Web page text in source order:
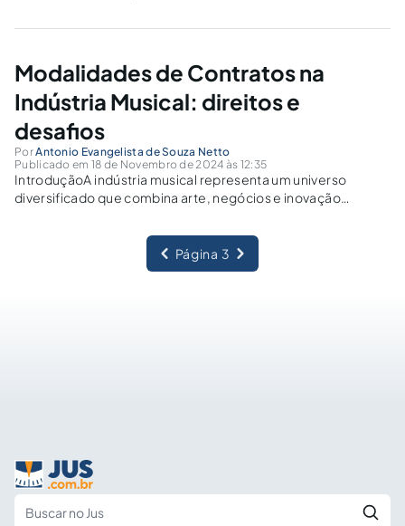
profissionais do setor é essencial para criar, distribuir e
bem regulamentadas...
Modalidades de Contratos na
Indústria Musical: direitos e
desafios
PorAntonio Evangelista de Souza Netto
Publicado em 18 de Novembro de 2024 às 12:35
IntroduçãoA indústria musical representa um universo
diversificado que combina arte, negócios e inovação
desempenham um papel central na definição das relações
entre artistas, gravadoras, editores, produtores e outros
agentes. Esses documentos determinam a exploração...
Página 3